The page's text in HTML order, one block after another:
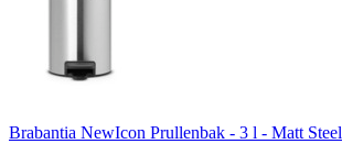
Brabantia NewIcon Prullenbak - 3 l - Matt Steel